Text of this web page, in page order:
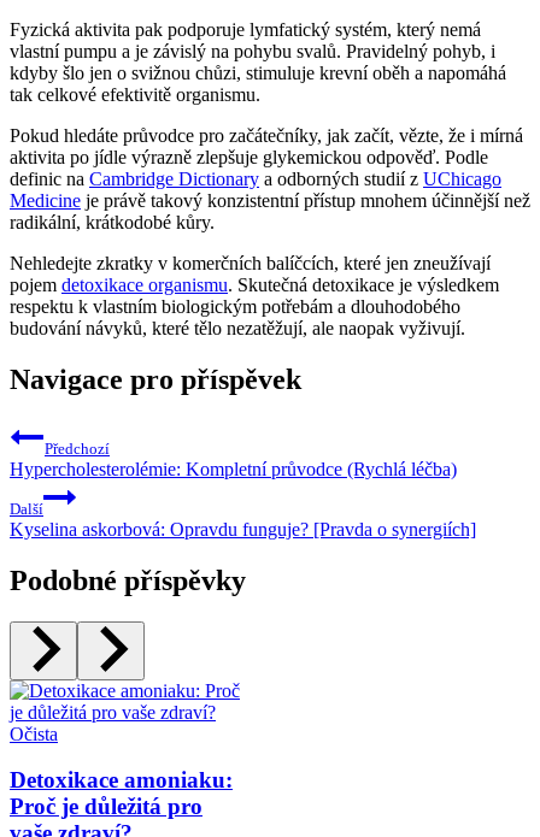
Fyzická aktivita pak podporuje lymfatický systém, který nemá
vlastní pumpu a je závislý na pohybu svalů. Pravidelný pohyb, i
kdyby šlo jen o svižnou chůzi, stimuluje krevní oběh a napomáhá
tak celkové efektivitě organismu.
Pokud hledáte průvodce pro začátečníky, jak začít, vězte, že i mírná
aktivita po jídle výrazně zlepšuje glykemickou odpověď. Podle
definic na Cambridge Dictionary a odborných studií z UChicago
Medicine je právě takový konzistentní přístup mnohem účinnější než
radikální, krátkodobé kůry.
Nehledejte zkratky v komerčních balíčcích, které jen zneužívají
pojem detoxikace organismu. Skutečná detoxikace je výsledkem
respektu k vlastním biologickým potřebám a dlouhodobého
budování návyků, které tělo nezatěžují, ale naopak vyživují.
Navigace pro příspěvek
Předchozí
Hypercholesterolémie: Kompletní průvodce (Rychlá léčba)
Další
Kyselina askorbová: Opravdu funguje? [Pravda o synergiích]
Podobné příspěvky
Očista
Detoxikace amoniaku:
Proč je důležitá pro